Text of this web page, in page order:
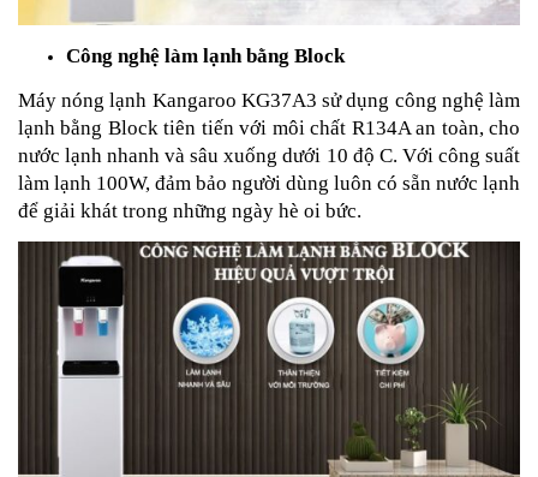
Công nghệ làm lạnh bằng Block
Máy nóng lạnh Kangaroo KG37A3 sử dụng công nghệ làm
lạnh bằng Block tiên tiến với môi chất R134A an toàn, cho
nước lạnh nhanh và sâu xuống dưới 10 độ C. Với công suất
làm lạnh 100W, đảm bảo người dùng luôn có sẵn nước lạnh
để giải khát trong những ngày hè oi bức.